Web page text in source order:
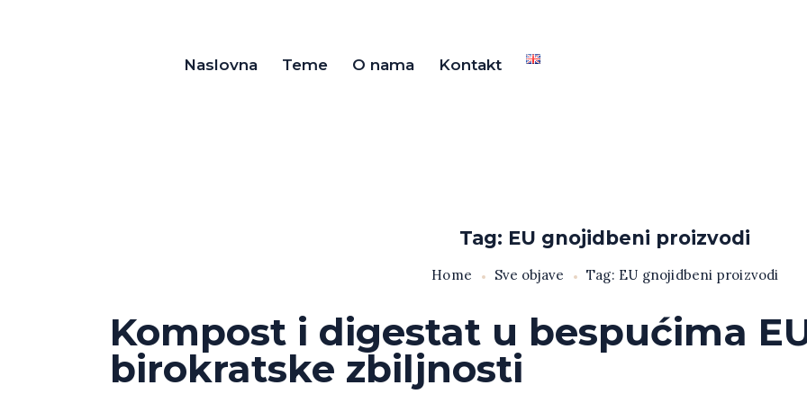
Naslovna Teme O nama Kontakt
Tag: EU gnojidbeni proizvodi
Home Sve objave Tag: EU gnojidbeni proizvodi
Kompost i digestat u bespućima
birokratske zbiljnosti